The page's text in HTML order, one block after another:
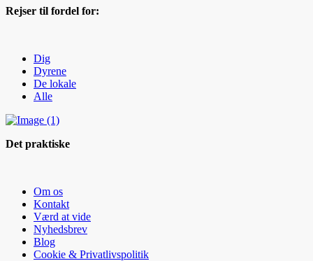
Rejser til fordel for:
Dig
Dyrene
De lokale
Alle
Det praktiske
Om os
Kontakt
Værd at vide
Nyhedsbrev
Blog
Cookie & Privatlivspolitik